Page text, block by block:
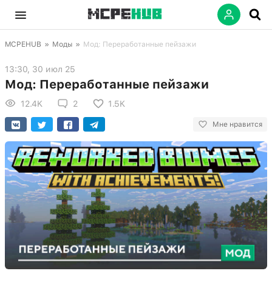
MCPEHUB » Моды » Мод: Переработанные пейзажи
13:30, 30 июл 25
Мод: Переработанные пейзажи
12.4K 2 1.5K
Мне нравится